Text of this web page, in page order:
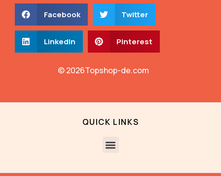
Facebook Twitter
LinkedIn Pinterest
© 2026Topshop-de.com
QUICK LINKS